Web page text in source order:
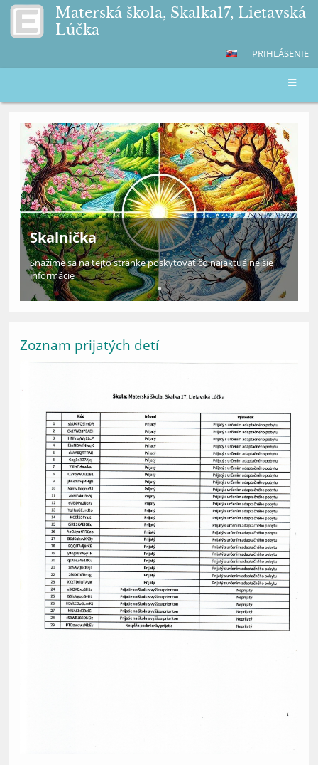
Materská škola, Skalka17, Lietavská
Lúčka
PRIHLÁSENIE
Hlavná
stránka
Skalnička
Snažíme sa na tejto stránke poskytovať čo najaktuálnejšie
informácie
Zoznam prijatých detí